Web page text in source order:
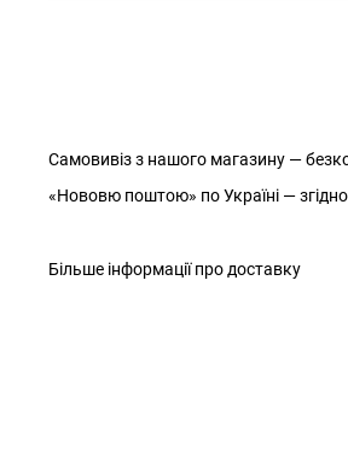
Самовивіз з нашого магазину —
«Нововю поштою» по Україні —
Більше інформації про доставку